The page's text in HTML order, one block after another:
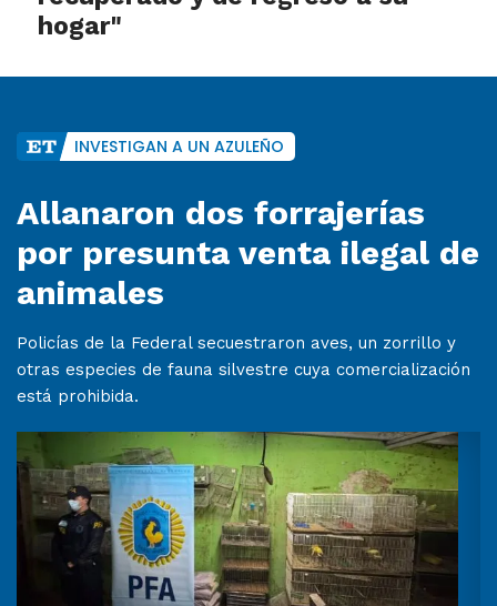
hogar"
INVESTIGAN A UN AZULEÑO
Allanaron dos forrajerías
por presunta venta ilegal de
animales
Policías de la Federal secuestraron aves, un zorrillo y
otras especies de fauna silvestre cuya comercialización
está prohibida.